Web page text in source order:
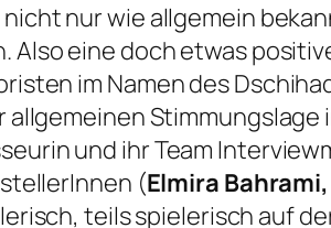
nur wie allgemein
Also eine doch etwas
im Namen des
allgemeinen
und ihr Team
(Elmira
teils spielerisch auf